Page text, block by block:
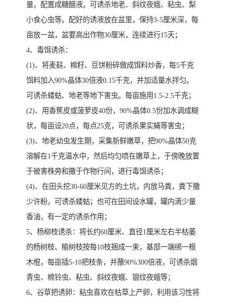
量，配置成糖醋液。可诱杀地老、斜纹夜蛾、粘虫、梨
小食心虫等。配好的诱液放在盆里，保持3-5厘米深，每
亩放一盆，盆要高出作物30厘米，连续进行15天；
4、毒饵诱杀：
(1)、将麦麸、棉籽、豆饼粉碎做成饵料炒香，每5千克
饵料加入90%晶体30倍液0.15千克，并加适量水拌匀。
可诱杀蝼蛄、地老等地下害虫。每亩施用1.5-2.5千克；
(2)、用香蕉皮或菠萝皮40份，90%晶体0.5份加水调成糊
状，每亩设20点，每点25克，可诱杀果实蝇等害虫；
(3)、地老幼虫发生期，采集新鲜嫩草，把90%晶体50克
溶解在1千克温水中，然后均匀喷在嫩草上，于傍晚放置
于被害株旁和撒于作物行间，进行毒饵诱杀；
(4)、在田头挖30-60厘米见方的土坑，内放马粪，粪下撒
少许粉，可诱杀蝼蛄；也可在田间设水罐，罐内滴少量
香油，有一定的诱杀作用；
5、杨柳枝诱杀：将长约60厘米、直径1厘米左右半枯萎
的杨树枝、榆树枝按每10枝捆成一束，基部一端绑一根
木棍，每亩插5-10把枝条，并蘸90%300倍液，可诱杀烟
青虫、棉铃虫、粘虫、斜纹夜蛾、银纹夜蛾等；
6、谷草把诱卵：粘虫喜欢在枯草上产卵，利用该习性将